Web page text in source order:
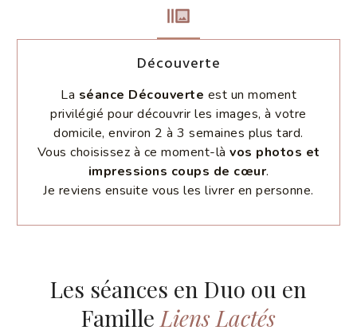
Découverte
La séance Découverte est un moment
privilégié pour découvrir les images, à votre
domicile, environ 2 à 3 semaines plus tard.
Vous choisissez à ce moment-là vos photos et
impressions coups de cœur.
Je reviens ensuite vous les livrer en personne.
Les séances en Duo ou en
Famille Liens Lactés